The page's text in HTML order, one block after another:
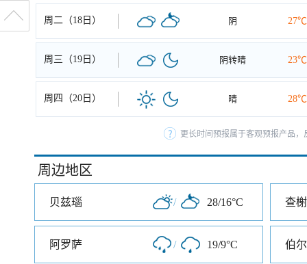
周二（18日） 阴 27℃
周三（19日） 阴转晴 23℃
周四（20日） 晴 28℃
更长时间预报属于客观预报产品
周边地区
贝兹瑙 / 28/16°C 查
阿罗萨 / 19/9°C 伯